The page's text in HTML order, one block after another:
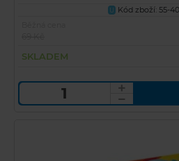
U
Kód zboží: 55-
SKLADEM